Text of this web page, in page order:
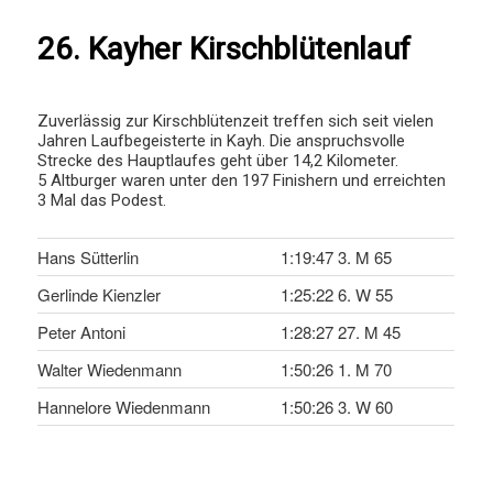
26. Kayher Kirschblütenlauf
Zuverlässig zur Kirschblütenzeit treffen sich seit vielen
Jahren Laufbegeisterte in Kayh. Die anspruchsvolle
Strecke des Hauptlaufes geht über 14,2 Kilometer.
5 Altburger waren unter den 197 Finishern und erreichten
3 Mal das Podest.
Hans Sütterlin
1:19:47 3. M 65
Gerlinde Kienzler
1:25:22 6. W 55
Peter Antoni
1:28:27 27. M 45
Walter Wiedenmann
1:50:26 1. M 70
Hannelore Wiedenmann
1:50:26 3. W 60